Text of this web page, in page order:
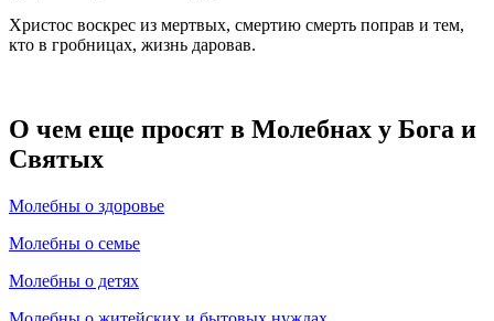
Христос воскрес из мертвых, смертию смерть поправ и тем,
кто в гробницах, жизнь даровав.
О чем еще просят в Молебнах у Бога и
Святых
Молебны о здоровье
Молебны о семье
Молебны о детях